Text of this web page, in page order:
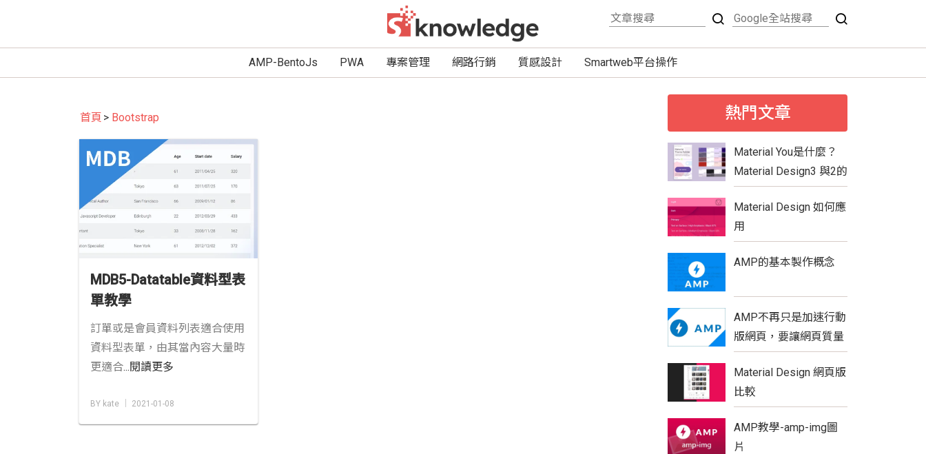
AMP-BentoJs PWA 專案管理 網路行銷 質感設計 Smartweb平台操作
首頁 Bootstrap
MDB5-Datatable資料型表
單教學
訂單或是會員資料列表適合使用
資料型表單，由其當內容大量時
更適合...閱讀更多
BY kate │ 2021-01-08
熱門文章
Material You是什麼？
Material Design3 與2的
比較
Material Design 如何應
用
AMP的基本製作概念
AMP不再只是加速行動
版網頁，要讓網頁質量
更具優勢
Material Design 網頁版
比較
AMP教學-amp-img圖
片